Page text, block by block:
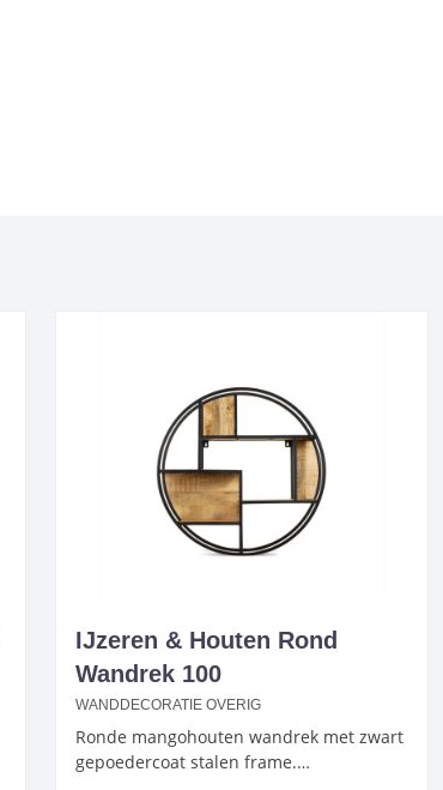
IJzeren & Houten Rond
Wandrek 100
WANDDECORATIE OVERIG
Ronde mangohouten wandrek met zwart
gepoedercoat stalen frame.…